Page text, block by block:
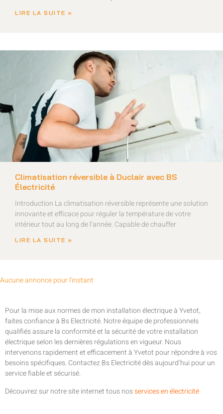
LIRE LA SUITE »
Climatisation réversible à Duclair avec BS
Électricité
Introduction La climatisation réversible représente une solution
innovante et efficace pour réguler la température de votre
intérieur tout au long de l’année. Capable de chauffer
LIRE LA SUITE »
Aucune annonce pour l'instant
Pour la mise aux normes de mon installation électrique à Yvetot,
faites confiance à Bs Electricité. Notre équipe de professionnels
qualifiés assure la conformité et la sécurité de votre installation
électrique selon les dernières régulations en vigueur. Nous
intervenons rapidement et efficacement à Yvetot pour répondre à vos
besoins spécifiques. Contactez Bs Electricité dès aujourd’hui pour un
service fiable et sécurisé.
Découvrez sur notre site internet tous nosservices en électricité